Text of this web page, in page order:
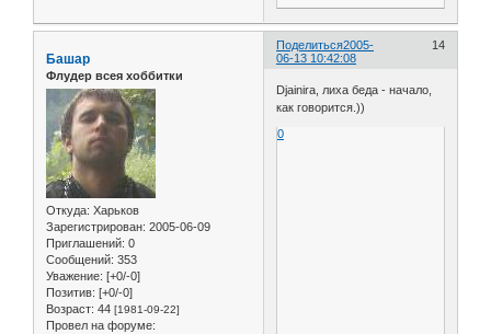
Поделиться 14
2005-
06-13 10:42:08
Башар
Флудер всея хоббитки
Откуда: Харьков
Зарегистрирован: 2005-06-09
Приглашений: 0
Сообщений: 353
Уважение: [+0/-0]
Позитив: [+0/-0]
Возраст: 44 [1981-09-22]
Провел на форуме:
Djainira, лиха беда - начало,
как говорится.))
0